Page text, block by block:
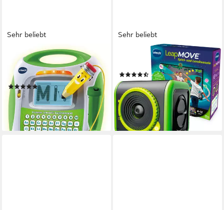
Sehr beliebt
VTECH®
Lernspielzeug Professor
Schreibfix Buchstabenspaß
(56)
ab 23,29 € UVP29,99 €
-22%
lieferbar - in 1-2 Werktagen bei dir
Sehr beliebt
Spiel LeapMOVE, Videospiel
(32)
79,99 €
lieferbar - in 1-2 Werktagen bei dir